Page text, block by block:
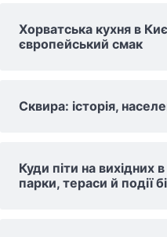
Хорватська кухня в
європейський смак
Сквира: історія,
Куди піти на вихідних
парки, тераси й події